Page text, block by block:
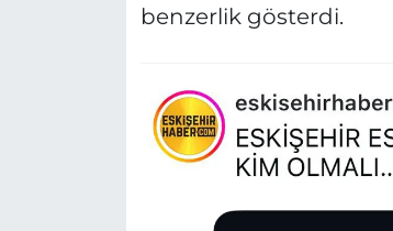
benzerlik gösterdi.